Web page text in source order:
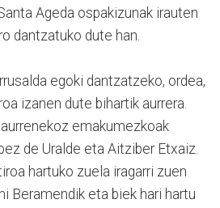
Ageda ospakizunak irauten
dantzatuko dute han.
egoki dantzatzeko, ordea,
izanen dute bihartik aurrera.
emakumezkoak
de Uralde eta Aitziber Etxaiz.
hartuko zuela iragarri zuen
Beramendik eta biek hari hartu